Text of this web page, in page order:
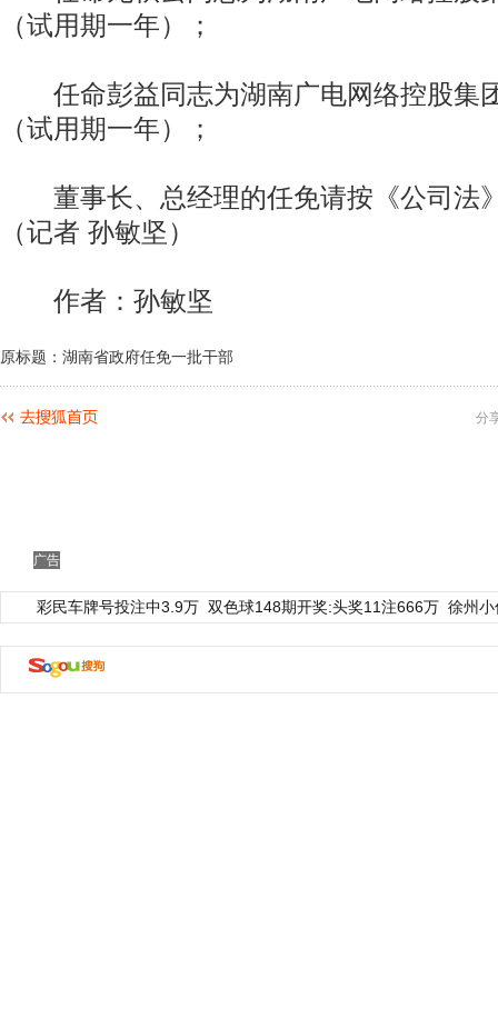
（试用期一年）；
任命彭益同志为湖南广电网络控股集
（试用期一年）；
董事长、总经理的任免请按《公司法
（记者 孙敏坚）
作者：孙敏坚
原标题：湖南省政府任免一批干部
分
广告
彩民车牌号投注中3.9万 双色球148期开奖:头奖11注666万 徐州